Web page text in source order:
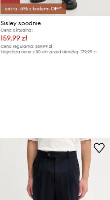
extra -5% z kodem: OFF*
Sisley spodnie
Cena aktualna:
159,99 zł
Cena regularna: 359,99 zł
Najniższa cena z 30 dni przed obniżką: 179,99 zł